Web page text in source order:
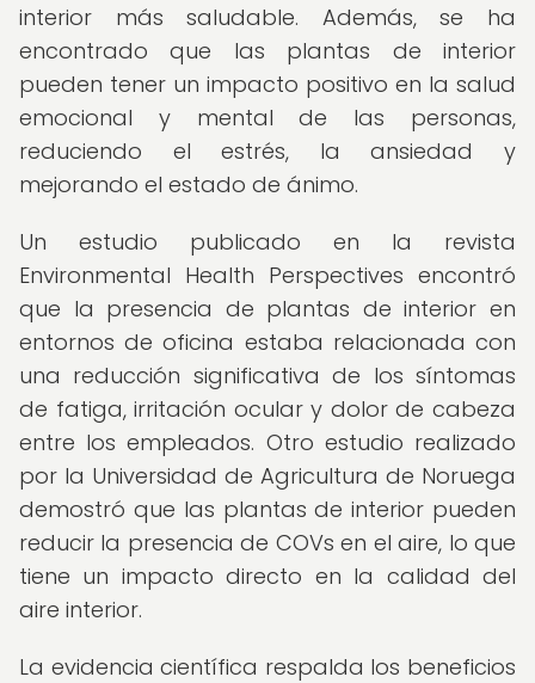
interior más saludable. Además, se ha
encontrado que las plantas de interior
pueden tener un impacto positivo en la salud
emocional y mental de las personas,
reduciendo el estrés, la ansiedad y
mejorando el estado de ánimo.
Un estudio publicado en la revista
Environmental Health Perspectives encontró
que la presencia de plantas de interior en
entornos de oficina estaba relacionada con
una reducción significativa de los síntomas
de fatiga, irritación ocular y dolor de cabeza
entre los empleados. Otro estudio realizado
por la Universidad de Agricultura de Noruega
demostró que las plantas de interior pueden
reducir la presencia de COVs en el aire, lo que
tiene un impacto directo en la calidad del
aire interior.
La evidencia científica respalda los beneficios